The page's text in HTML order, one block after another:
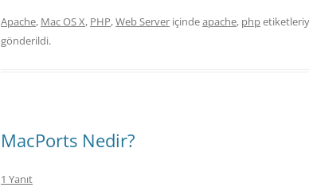
Apache, Mac OS X, PHP,Web Server içindeapache, php
gönderildi.
MacPorts Nedir?
1 Yanıt